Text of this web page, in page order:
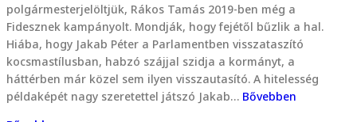
polgármesterjelöltjük, Rákos Tamás 2019-ben még a
Fidesznek kampányolt. Mondják, hogy fejétől bűzlik a hal.
Hiába, hogy Jakab Péter a Parlamentben visszataszító
kocsmastílusban, habzó szájjal szidja a kormányt, a
háttérben már közel sem ilyen visszautasító. A hitelesség
példaképét nagy szeretettel játszó Jakab… Bővebben